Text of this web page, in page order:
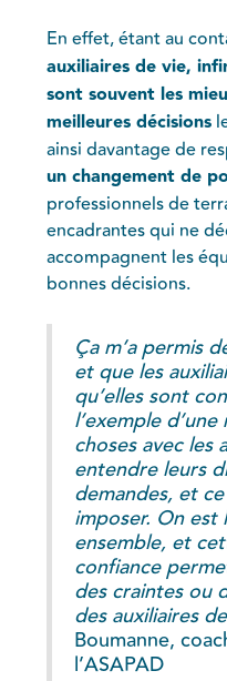
En effet, étant au
auxiliaires de vie,
sont souvent les
meilleures décisions
ainsi davantage de
un changement de
professionnels de
encadrantes qui ne
accompagnent les
bonnes décisions.
Ça m’a permis
et que les
qu’elles sont
l’exemple
choses avec les
entendre leurs
demandes, et
imposer. On
ensemble, et
confiance
des craintes ou
des auxiliaires
Boumanne,
l’ASAPAD